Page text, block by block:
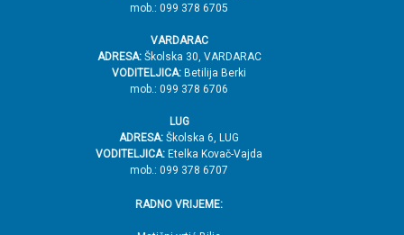
mob.: 099 378 6705
VARDARAC
ADRESA:Školska 30, VARDARAC
VODITELJICA: Betilija Berki
mob.: 099 378 6706
LUG
ADRESA: Školska 6, LUG
VODITELJICA: Etelka Kovač-Vajda
mob.: 099 378 6707
RADNO VRIJEME: